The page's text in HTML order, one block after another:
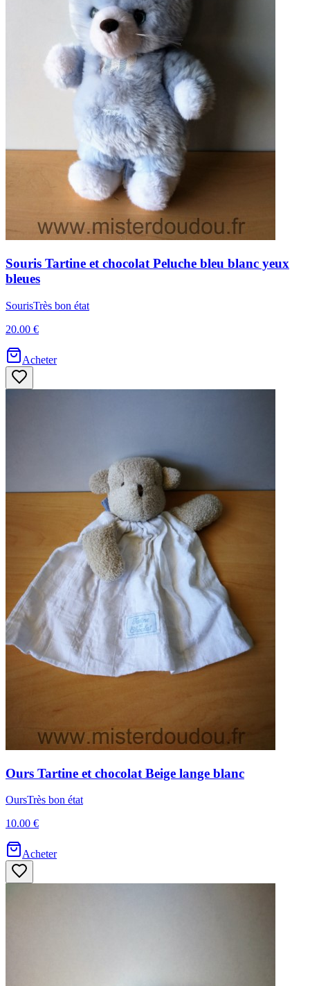
Souris Tartine et chocolat Peluche bleu blanc yeux
bleues
SourisTrès bon état
20.00 €
Acheter
Ours Tartine et chocolat Beige lange blanc
OursTrès bon état
10.00 €
Acheter